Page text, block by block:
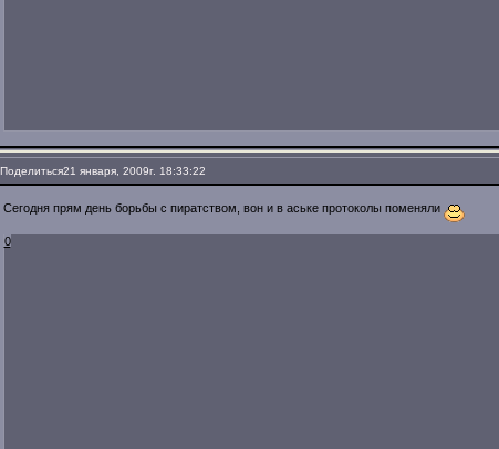
Поделиться21 января, 2009г. 18:33:22
Сегодня прям день борьбы с пиратством, вон и в аське протоколы поменяли
0